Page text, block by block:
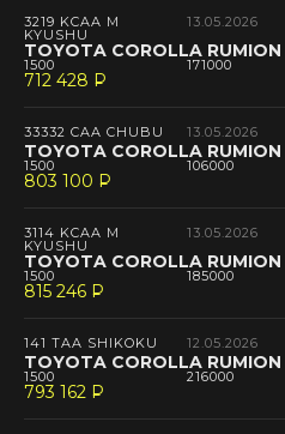
3219 KCAA M
KYUSHU
13.05.2026
TOYOTA COROLLA RUMION
1500 171000
712 428 P
--
33332 CAA CHUBU 13.05.2026
TOYOTA COROLLA RUMION
1500 106000
803 100 P
--
3114 KCAA M
KYUSHU
13.05.2026
TOYOTA COROLLA RUMION
1500 185000
815 246 P
--
141 TAA SHIKOKU 12.05.2026
TOYOTA COROLLA RUMION
1500 216000
793 162 P
--